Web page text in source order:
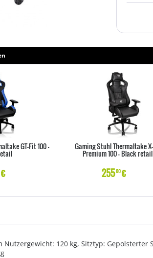
GT-Fit 100 - Gaming Stuhl Thermaltake
Premium 100 - Black retail
25500€
120 kg, Sitztyp: Gepolsterter